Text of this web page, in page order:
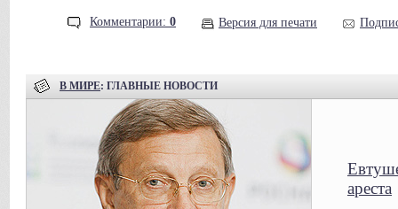
Комментарии: 0 Версия для печати
В МИРЕ: ГЛАВНЫЕ НОВОСТИ
ареста